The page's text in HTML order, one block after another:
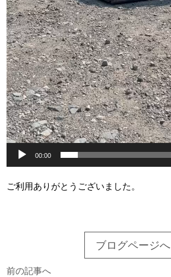
00:00
ご利用ありがとうございました。
ブログページへ
前の記事へ